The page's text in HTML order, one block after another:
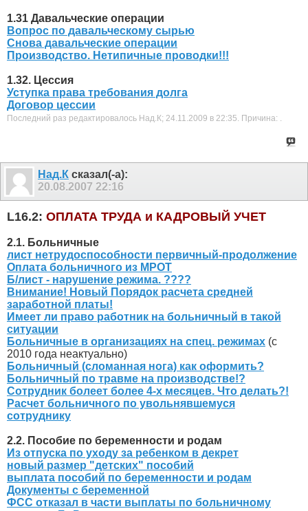
1.31 Давальческие операции
Вопрос по давальческому сырью
Снова давальческие операции
Производство. Нетипичные проводки!!!
1.32. Цессия
Уступка права требования долга
Договор цессии
Последний раз редактировалось Над.К; 24.11.2009 в 22:35 Причина:
Над.К сказал(-а):
20.08.2007 22:16
L16.2: ОПЛАТА ТРУДА и КАДРОВЫЙ УЧЕТ
2.1. Больничные
лист нетрудоспособности первичный-продолжение
Оплата больничного из МРОТ
Б/лист - нарушение режима. ????
Внимание! Новый Порядок расчета средней
заработной платы!
Имеет ли право работник на больничный в такой
ситуации
Больничные в организациях на спец. режимах (с
2010 года неактуально)
Больничный (сломанная нога) как оформить?
Больничный по травме на производстве!?
Сотрудник болеет более 4-х месяцев. Что делать?!
Расчет больничного по увольнявшемуся
сотруднику
2.2. Пособие по беременности и родам
Из отпуска по уходу за ребенком в декрет
новый размер "детских" пособий
выплата пособий по беременности и родам
Документы с беременной
ФСС отказал в части выплаты по больничному